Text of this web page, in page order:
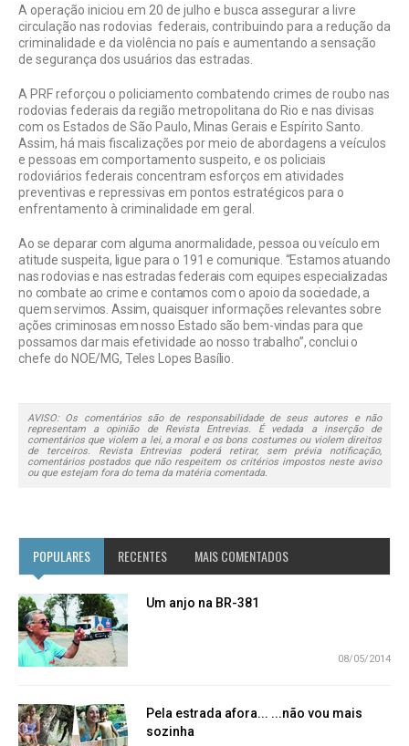
A operação iniciou em 20 de julho e busca assegurar a livre
circulação nas rodovias federais, contribuindo para a redução da
criminalidade e da violência no país e aumentando a sensação
de segurança dos usuários das estradas.
A PRF reforçou o policiamento combatendo crimes de roubo nas
rodovias federais da região metropolitana do Rio e nas divisas
com os Estados de São Paulo, Minas Gerais e Espírito Santo.
Assim, há mais fiscalizações por meio de abordagens a veículos
e pessoas em comportamento suspeito, e os policiais
rodoviários federais concentram esforços em atividades
preventivas e repressivas em pontos estratégicos para o
enfrentamento à criminalidade em geral.
Ao se deparar com alguma anormalidade, pessoa ou veículo em
atitude suspeita, ligue para o 191 e comunique. “Estamos atuando
nas rodovias e nas estradas federais com equipes especializadas
no combate ao crime e contamos com o apoio da sociedade, a
quem servimos. Assim, quaisquer informações relevantes sobre
ações criminosas em nosso Estado são bem-vindas para que
possamos dar mais efetividade ao nosso trabalho”, conclui o
chefe do NOE/MG, Teles Lopes Basílio.
AVISO: Os comentários são de responsabilidade de seus autores e não
representam a opinião de Revista Entrevias. É vedada a inserção de
comentários que violem a lei, a moral e os bons costumes ou violem direitos
de terceiros. Revista Entrevias poderá retirar, sem prévia notificação,
comentários postados que não respeitem os critérios impostos neste aviso
ou que estejam fora do tema da matéria comentada.
POPULARES RECENTES MAIS COMENTADOS
Um anjo na BR-381
08/05/2014
Pela estrada afora... ...não vou mais
sozinha